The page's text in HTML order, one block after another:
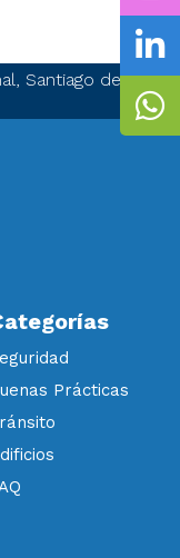
Santiago de
Prácticas